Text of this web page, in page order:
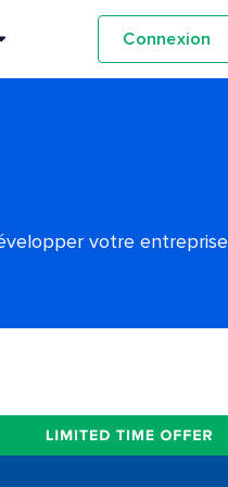
Connexion
votre entreprise